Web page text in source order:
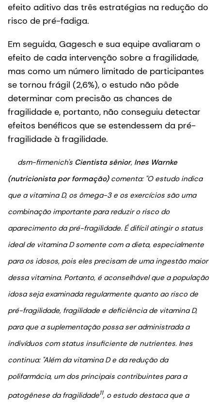
efeito aditivo das três estratégias na redução do
risco de pré-fadiga.
Em seguida, Gagesch e sua equipe avaliaram o
efeito de cada intervenção sobre a fragilidade,
mas como um número limitado de participantes
se tornou frágil (2,6%), o estudo não pôde
determinar com precisão as chances de
fragilidade e, portanto, não conseguiu detectar
efeitos benéficos que se estendessem da pré-
fragilidade à fragilidade.
dsm-firmenich's Cientista sênior, Ines Warnke
(nutricionista por formação) comenta: "O estudo indica
que a vitamina D, os ômega-3 e os exercícios são uma
combinação importante para reduzir o risco do
aparecimento da pré-fragilidade. É difícil atingir o status
ideal de vitamina D somente com a dieta, especialmente
para os idosos, pois eles precisam de uma ingestão maior
dessa vitamina. Portanto, é aconselhável que a população
idosa seja examinada regularmente quanto ao risco de
pré-fragilidade, fragilidade e deficiência de vitamina D,
para que a suplementação possa ser administrada a
indivíduos com status insuficiente de nutrientes. Ines
continua: " Além da vitamina D e da redução da
polifarmácia, um dos principais contribuintes para a
patogênese da fragilidade11, o estudo destaca que a